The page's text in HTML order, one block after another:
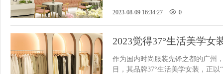
2023-08-09 16:34:27 0
2023觉得37°生活美学女
装品牌！
作为国内时尚服装先锋之都的广州
目，其品牌37°生活美学女装，正